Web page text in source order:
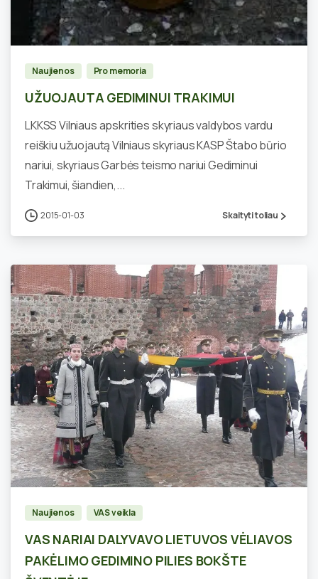
2
Naujienos Pro memoria
UŽUOJAUTA GEDIMINUI TRAKIMUI
LKKSS Vilniaus apskrities skyriaus valdybos vardu
reiškiu užuojautą Vilniaus skyriaus KASP Štabo būrio
nariui, skyriaus Garbės teismo nariui Gediminui
Trakimui, šiandien,...
2015-01-03 Skaityti toliau
2
Naujienos VAS veikla
VAS NARIAI DALYVAVO LIETUVOS VĖLIAVOS
PAKĖLIMO GEDIMINO PILIES BOKŠTE